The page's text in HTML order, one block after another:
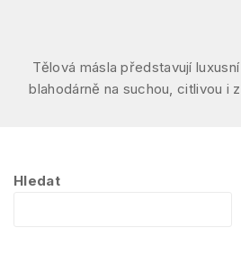
Tělová másla představují
blahodárně na suchou, citlivou i
Hledat